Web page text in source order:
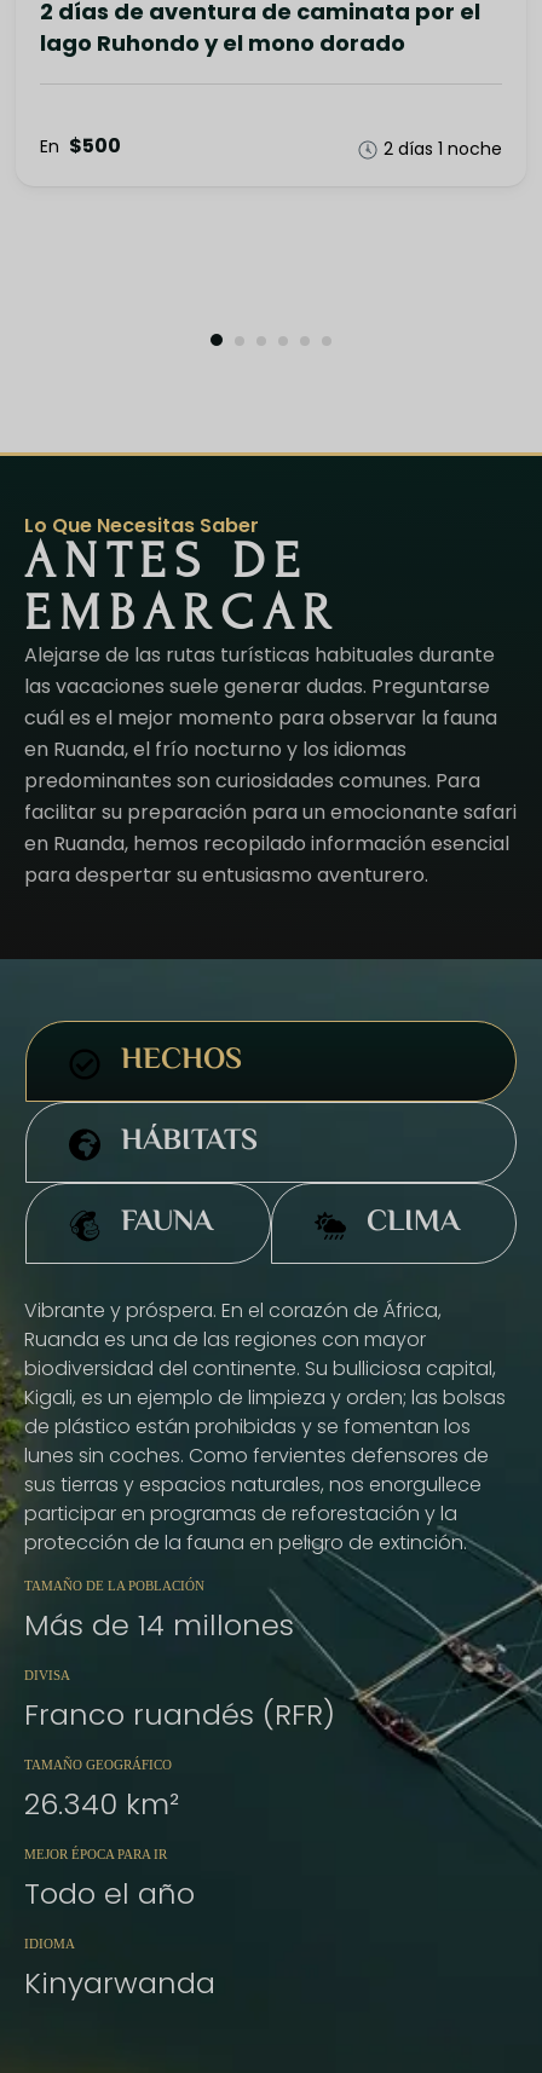
2 días de aventura de caminata por el
lago Ruhondo y el mono dorado
En $500 2 días 1 noche
Lo Que Necesitas Saber
ANTES DE
EMBARCAR
Alejarse de las rutas turísticas habituales durante
las vacaciones suele generar dudas. Preguntarse
cuál es el mejor momento para observar la fauna
en Ruanda, el frío nocturno y los idiomas
predominantes son curiosidades comunes. Para
facilitar su preparación para un emocionante safari
en Ruanda, hemos recopilado información esencial
para despertar su entusiasmo aventurero.
HECHOS
HÁBITATS
FAUNA
CLIMA
Vibrante y próspera. En el corazón de África,
Ruanda es una de las regiones con mayor
biodiversidad del continente. Su bulliciosa capital,
Kigali, es un ejemplo de limpieza y orden; las bolsas
de plástico están prohibidas y se fomentan los
lunes sin coches. Como fervientes defensores de
sus tierras y espacios naturales, nos enorgullece
participar en programas de reforestación y la
protección de la fauna en peligro de extinción.
TAMAÑO DE LA POBLACIÓN
Más de 14 millones
DIVISA
Franco ruandés (RFR)
TAMAÑO GEOGRÁFICO
26.340 km²
MEJOR ÉPOCA PARA IR
Todo el año
IDIOMA
Kinyarwanda